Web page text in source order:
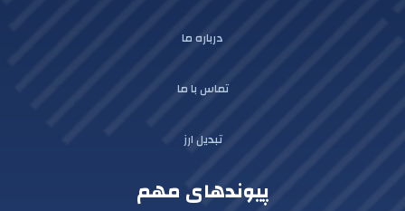
درباره ما
تماس با ما
تبدیل ارز
پیوندهای مهم